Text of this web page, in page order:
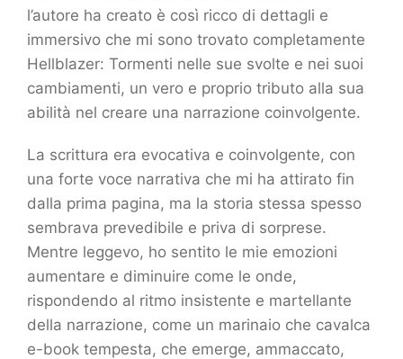
l’autore ha creato è così ricco di dettagli e
immersivo che mi sono trovato completamente
Hellblazer: Tormenti nelle sue svolte e nei suoi
cambiamenti, un vero e proprio tributo alla sua
abilità nel creare una narrazione coinvolgente.
La scrittura era evocativa e coinvolgente, con
una forte voce narrativa che mi ha attirato fin
dalla prima pagina, ma la storia stessa spesso
sembrava prevedibile e priva di sorprese.
Mentre leggevo, ho sentito le mie emozioni
aumentare e diminuire come le onde,
rispondendo al ritmo insistente e martellante
della narrazione, come un marinaio che cavalca
e-book tempesta, che emerge, ammaccato,